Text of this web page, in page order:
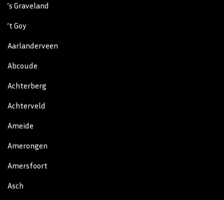
’s Graveland
’t Goy
Aarlanderveen
Abcoude
Achterberg
Achterveld
Ameide
Amerongen
Amersfoort
Asch